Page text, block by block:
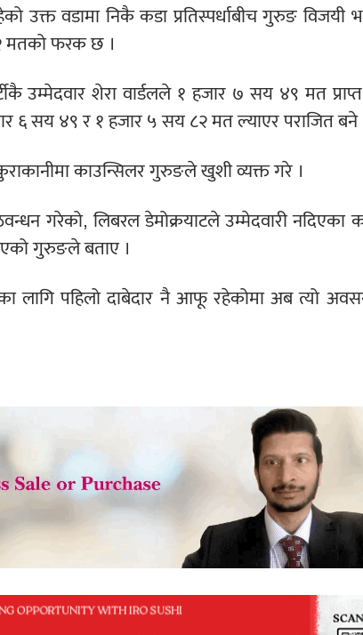
उक्त वडामा निकै कडा प्रतिस्पर्धाबीच गुरुङ विजयी
मतको फरक छ ।
उम्मेदवार शेरा वार्डलले १ हजार ७ सय ४९ मत
६ सय ४९ र १ हजार ५ सय ८२ मत ल्याएर पराजित बने
काउन्सिलर गुरुङले खुशी व्यक्त गरे ।
गरेको, लिबरल डेमोक्रयाटले उम्मेदवारी नदिएका
गुरुङले बताए ।
पहिलो दाबेदार नै आफू रहेकोमा अब त्यो